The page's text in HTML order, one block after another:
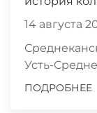
14 августа
Усть-
ПОДРОБНЕЕ